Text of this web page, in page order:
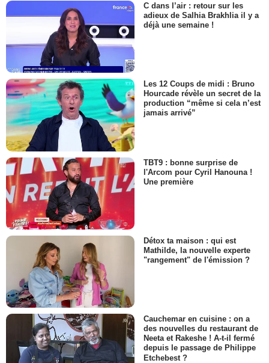
C dans l’air : retour sur les
adieux de Salhia Brakhlia il y a
déjà une semaine !
Les 12 Coups de midi : Bruno
Hourcade révèle un secret de la
production “même si cela n’est
jamais arrivé”
TBT9 : bonne surprise de
l'Arcom pour Cyril Hanouna !
Une première
Détox ta maison : qui est
Mathilde, la nouvelle experte
"rangement" de l'émission ?
Cauchemar en cuisine : on a
des nouvelles du restaurant de
Neeta et Rakeshe ! A-t-il fermé
depuis le passage de Philippe
Etchebest ?